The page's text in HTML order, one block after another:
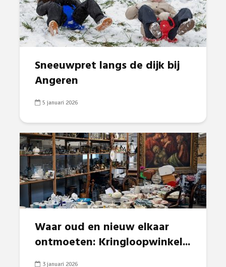
Sneeuwpret langs de dijk bij
Angeren
5 januari 2026
Waar oud en nieuw elkaar
ontmoeten: Kringloopwinkel...
3 januari 2026